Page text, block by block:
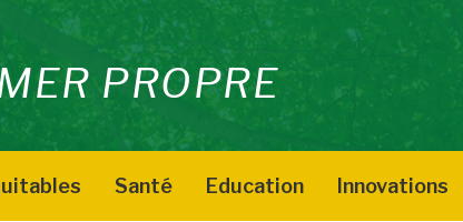
PROPRE
Santé Education Innovations